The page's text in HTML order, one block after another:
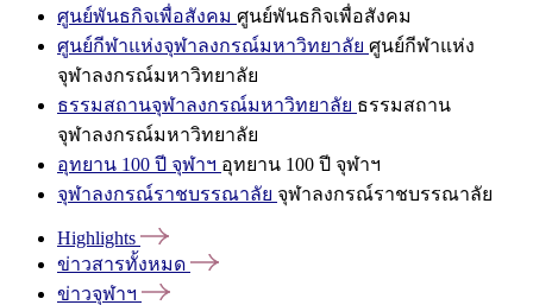
ศูนย์พันธกิจเพื่อสังคม ศูนย์พันธกิจเพื่อสังคม
ศูนย์กีฬาแห่งจุฬาลงกรณ์มหาวิทยาลัย ศูนย์กีฬาแห่ง
จุฬาลงกรณ์มหาวิทยาลัย
ธรรมสถานจุฬาลงกรณ์มหาวิทยาลัย ธรรมสถาน
จุฬาลงกรณ์มหาวิทยาลัย
อุทยาน 100 ปี จุฬาฯ อุทยาน 100 ปี จุฬาฯ
จุฬาลงกรณ์ราชบรรณาลัย จุฬาลงกรณ์ราชบรรณาลัย
Highlights
ข่าวสารทั้งหมด
ข่าวจุฬาฯ